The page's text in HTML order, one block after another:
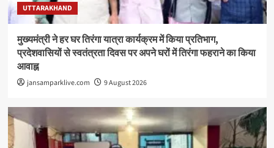
UTTARAKHAND
मुख्यमंत्री ने हर घर तिरंगा यात्रा कार्यक्रम में किया प्रतिभाग,
प्रदेशवासियों से स्वतंत्रता दिवस पर अपने घरों में तिरंगा फहराने का किया
आवाह्न
jansamparklive.com 9 August 2026